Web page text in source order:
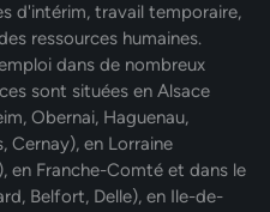
d'intérim, travail temporaire,
ressources humaines.
dans de nombreux
sont situées en Alsace
Obernai, Haguenau,
Cernay), en Lorraine
en Franche-Comté et dans le
Belfort, Delle), en Ile-de-